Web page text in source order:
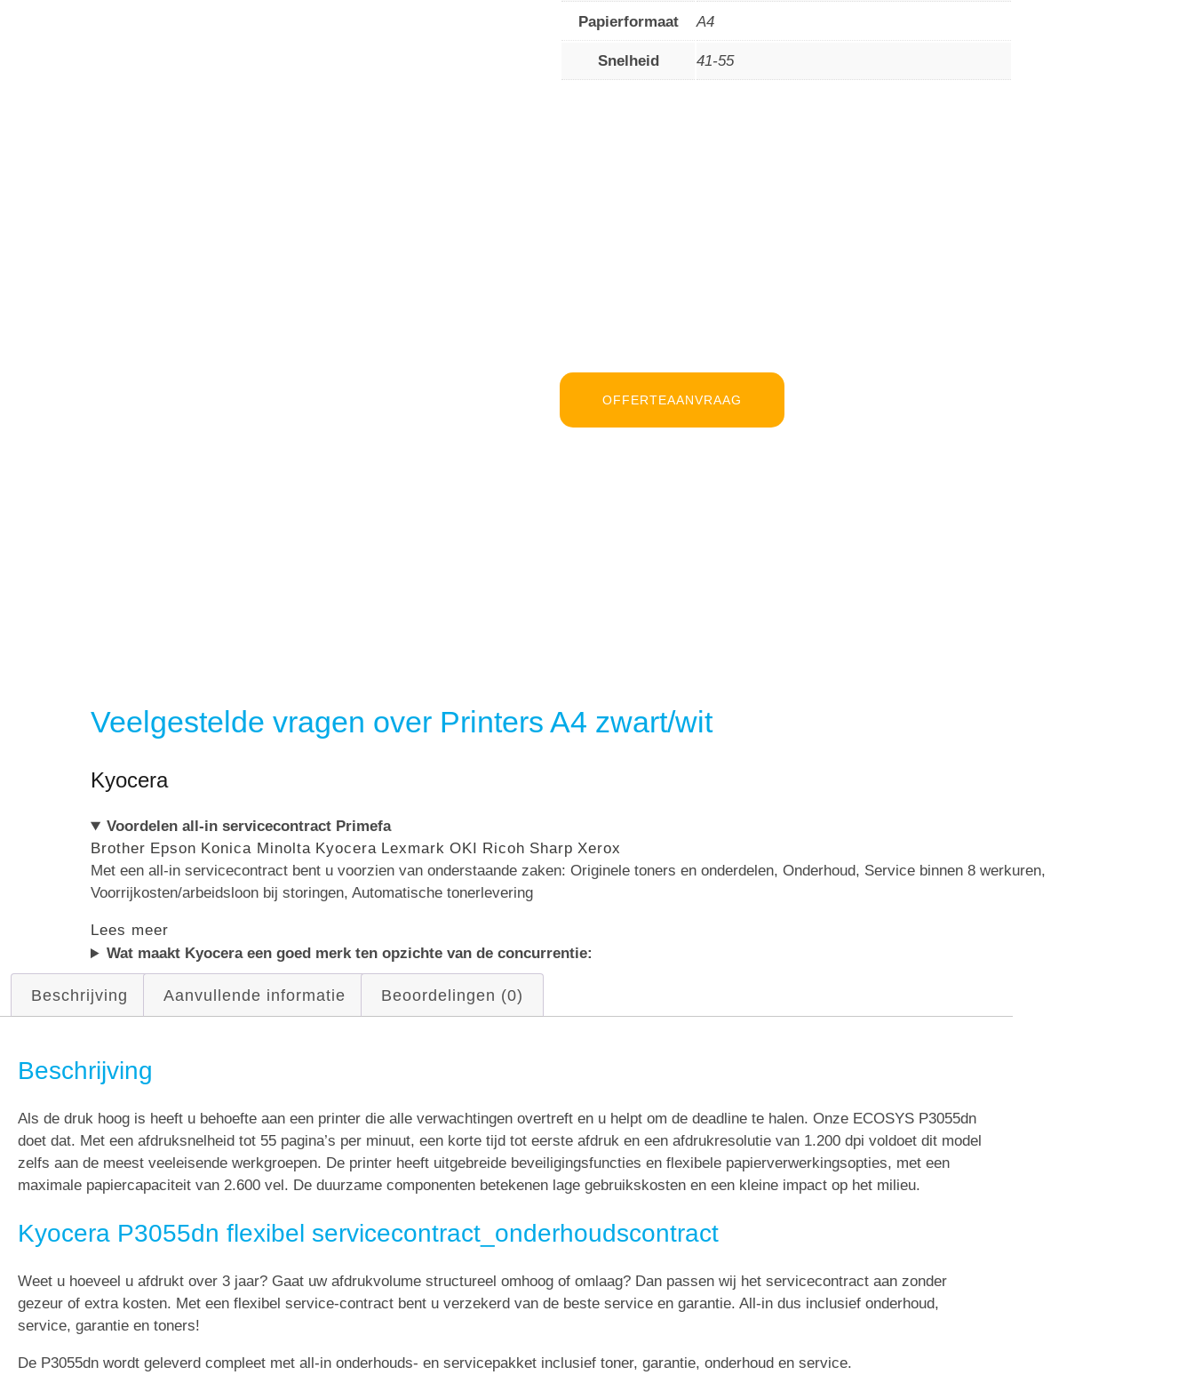
Papierformaat A4
Snelheid 41-55
OFFERTEAANVRAAG
Veelgestelde vragen over Printers A4 zwart/wit
Kyocera
Voordelen all-in servicecontract Primefa
Brother Epson Konica Minolta Kyocera Lexmark OKI Ricoh Sharp Xerox
Met een all-in servicecontract bent u voorzien van onderstaande zaken: Originele toners en onderdelen, Onderhoud, Service binnen 8 werkuren,
Voorrijkosten/arbeidsloon bij storingen, Automatische tonerlevering
Lees meer
Wat maakt Kyocera een goed merk ten opzichte van de concurrentie:
Beschrijving Aanvullende informatie Beoordelingen (0)
Beschrijving
Als de druk hoog is heeft u behoefte aan een printer die alle verwachtingen overtreft en u helpt om de deadline te halen. Onze ECOSYS P3055dn
doet dat. Met een afdruksnelheid tot 55 pagina’s per minuut, een korte tijd tot eerste afdruk en een afdrukresolutie van 1.200 dpi voldoet dit model
zelfs aan de meest veeleisende werkgroepen. De printer heeft uitgebreide beveiligingsfuncties en flexibele papierverwerkingsopties, met een
maximale papiercapaciteit van 2.600 vel. De duurzame componenten betekenen lage gebruikskosten en een kleine impact op het milieu.
Kyocera P3055dn flexibel servicecontract_onderhoudscontract
Weet u hoeveel u afdrukt over 3 jaar? Gaat uw afdrukvolume structureel omhoog of omlaag? Dan passen wij het servicecontract aan zonder
gezeur of extra kosten. Met een flexibel service-contract bent u verzekerd van de beste service en garantie. All-in dus inclusief onderhoud,
service, garantie en toners!
De P3055dn wordt geleverd compleet met all-in onderhouds- en servicepakket inclusief toner, garantie, onderhoud en service.